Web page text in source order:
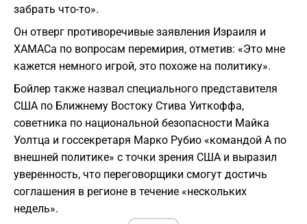
забрать что-то».
Он отверг противоречивые заявления Израиля и
ХАМАСа по вопросам перемирия, отметив: «Это мне
кажется немного игрой, это похоже на политику».
Бойлер также назвал специального представителя
США по Ближнему Востоку Стива Уиткоффа,
советника по национальной безопасности Майка
Уолтца и госсекретаря Марко Рубио «командой А по
внешней политике» с точки зрения США и выразил
уверенность, что переговорщики смогут достичь
соглашения в регионе в течение «нескольких
недель».